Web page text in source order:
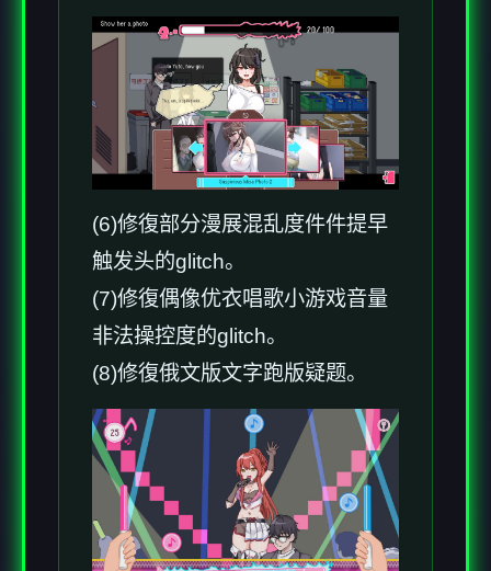
(6)修復部分漫展混乱度件件提早
触发头的glitch。
(7)修復偶像优衣唱歌小游戏音量
非法操控度的glitch。
(8)修復俄文版文字跑版疑题。